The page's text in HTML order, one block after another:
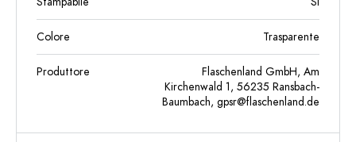
Colore Trasparente
Produttore
Flaschenland GmbH, Am
Kirchenwald 1, 56235 Ransbach-
Baumbach, gpsr@flaschenland.de